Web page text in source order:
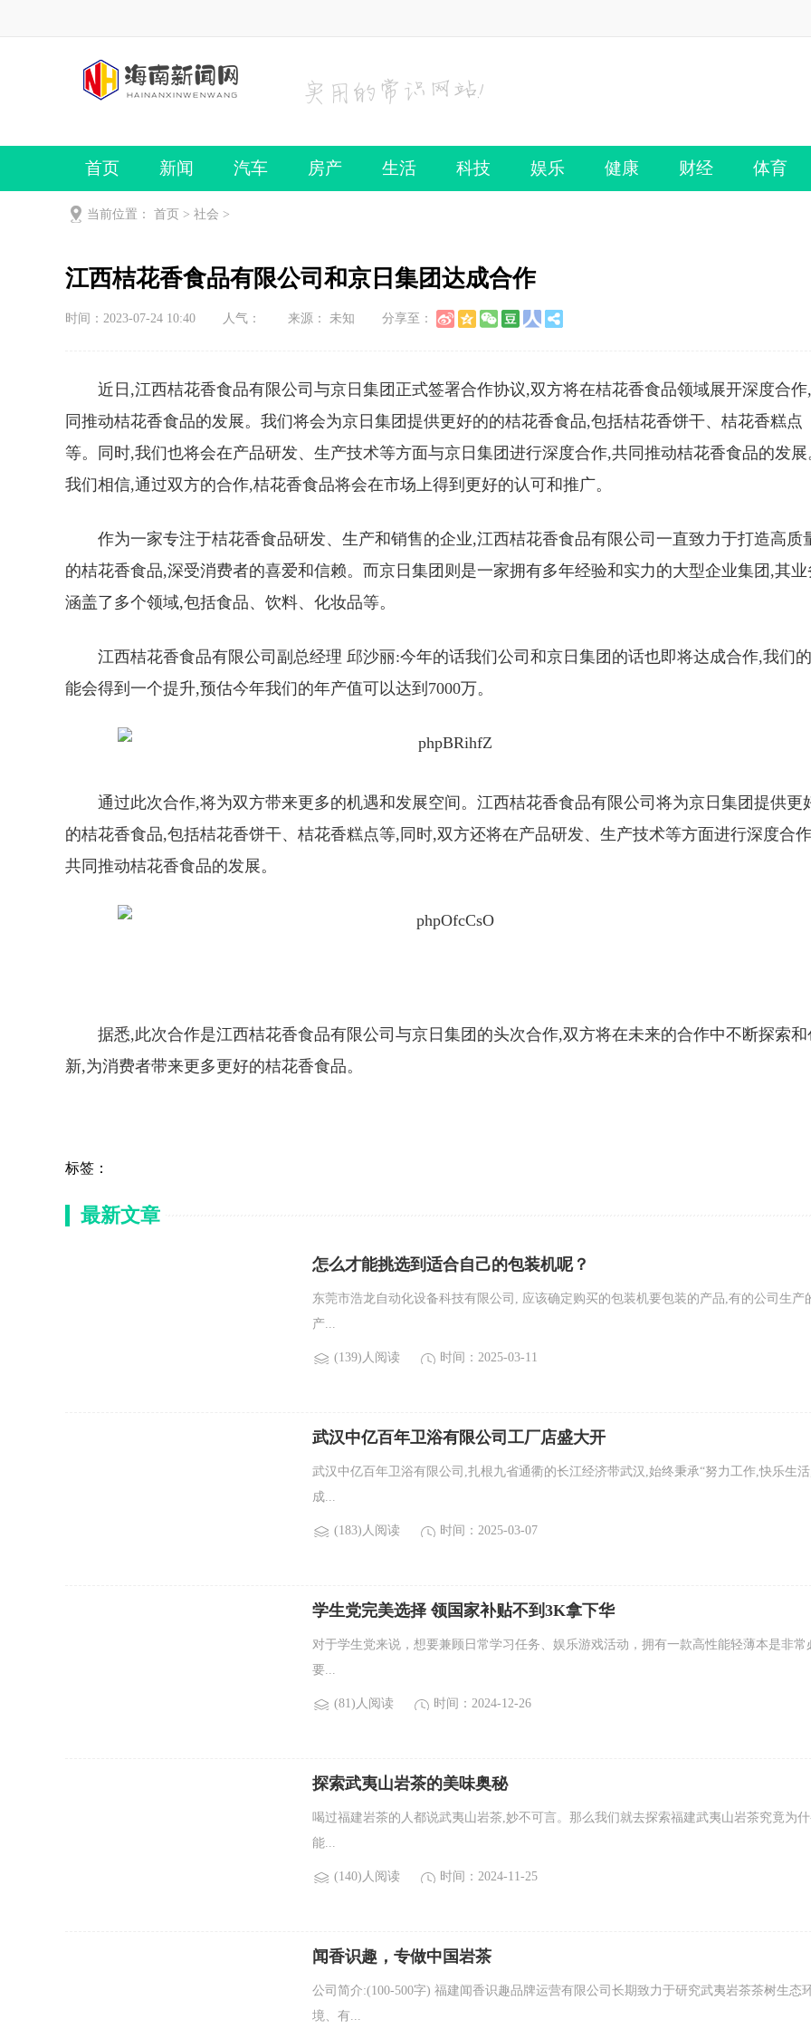
首页 新闻 汽车 房产 生活 科技 娱乐 健康 财经 体育
当前位置： 首页 > 社会 >
江西桔花香食品有限公司和京日集团达成合作
时间：2023-07-24 10:40 人气： 来源： 未知 分享至：
近日,江西桔花香食品有限公司与京日集团正式签署合作协议,双方将在桔花香食品领域展开深度合作
同推动桔花香食品的发展。我们将会为京日集团提供更好的的桔花香食品,包括桔花香饼干、桔花香糕点
等。同时,我们也将会在产品研发、生产技术等方面与京日集团进行深度合作,共同推动桔花香食品的发展
我们相信,通过双方的合作,桔花香食品将会在市场上得到更好的认可和推广。
作为一家专注于桔花香食品研发、生产和销售的企业,江西桔花香食品有限公司一直致力于打造高质
的桔花香食品,深受消费者的喜爱和信赖。而京日集团则是一家拥有多年经验和实力的大型企业集团,其业
涵盖了多个领域,包括食品、饮料、化妆品等。
江西桔花香食品有限公司副总经理 邱沙丽:今年的话我们公司和京日集团的话也即将达成合作,我们
能会得到一个提升,预估今年我们的年产值可以达到7000万。
通过此次合作,将为双方带来更多的机遇和发展空间。江西桔花香食品有限公司将为京日集团提供更
的桔花香食品,包括桔花香饼干、桔花香糕点等,同时,双方还将在产品研发、生产技术等方面进行深度合
共同推动桔花香食品的发展。
据悉,此次合作是江西桔花香食品有限公司与京日集团的头次合作,双方将在未来的合作中不断探索和
新,为消费者带来更多更好的桔花香食品。
标签：
最新文章
怎么才能挑选到适合自己的包装机呢？
东莞市浩龙自动化设备科技有限公司, 应该确定购买的包装机要包装的产品,有的公司生产
产...
(139)人阅读 时间：2025-03-11
武汉中亿百年卫浴有限公司工厂店盛大开
武汉中亿百年卫浴有限公司,扎根九省通衢的长江经济带武汉,始终秉承“努力工作,快乐生
成...
(183)人阅读 时间：2025-03-07
学生党完美选择 领国家补贴不到3K拿下华
对于学生党来说，想要兼顾日常学习任务、娱乐游戏活动，拥有一款高性能轻薄本是非常
要...
(81)人阅读 时间：2024-12-26
探索武夷山岩茶的美味奥秘
喝过福建岩茶的人都说武夷山岩茶,妙不可言。那么我们就去探索福建武夷山岩茶究竟为
能...
(140)人阅读 时间：2024-11-25
闻香识趣，专做中国岩茶
公司简介:(100-500字) 福建闻香识趣品牌运营有限公司长期致力于研究武夷岩茶茶树生态
境、有...